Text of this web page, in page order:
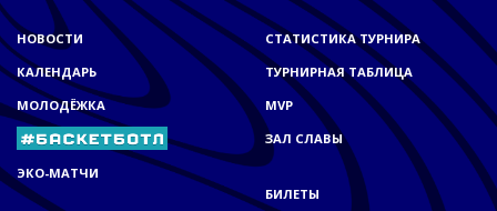
НОВОСТИ
КАЛЕНДАРЬ
МОЛОДЁЖКА
ЭКО-МАТЧИ
СТАТИСТИКА ТУРНИРА
ТУРНИРНАЯ ТАБЛИЦА
MVP
ЗАЛ СЛАВЫ
БИЛЕТЫ